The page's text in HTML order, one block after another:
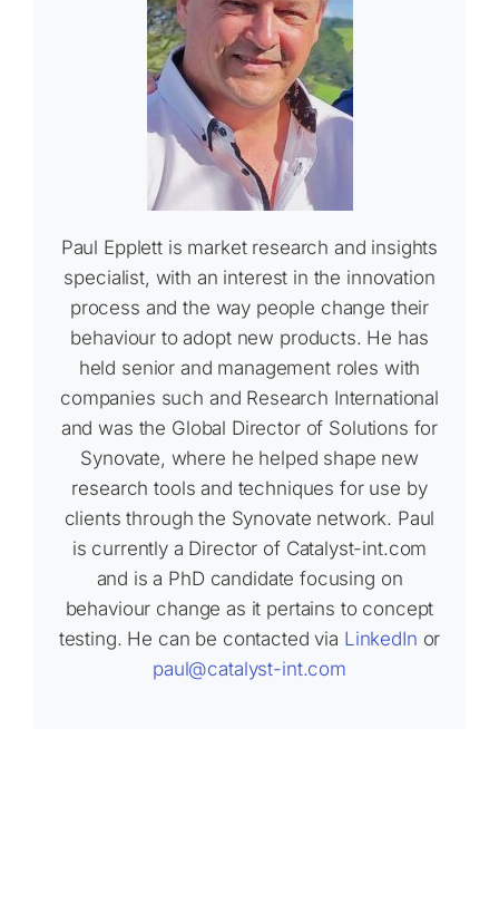
Paul Epplett is market research and insights
specialist, with an interest in the innovation
process and the way people change their
behaviour to adopt new products. He has
held senior and management roles with
companies such and Research International
and was the Global Director of Solutions for
Synovate, where he helped shape new
research tools and techniques for use by
clients through the Synovate network. Paul
is currently a Director of Catalyst-int.com
and is a PhD candidate focusing on
behaviour change as it pertains to concept
testing. He can be contacted via LinkedIn or
paul@catalyst-int.com